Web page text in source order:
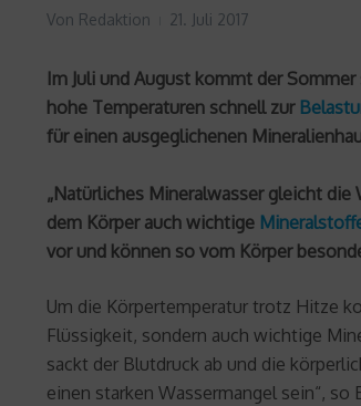
Von Redaktion 21. Juli 2017
Im Juli und August kommt der
hohe Temperaturen schnell zur
für einen ausgeglichenen
„Natürliches Mineralwasser gleicht
dem Körper auch wichtige
vor und können so vom Körper
Um die Körpertemperatur trotz Hitze
Flüssigkeit, sondern auch wichtige
sackt der Blutdruck ab und die
einen starken Wassermangel sein“,